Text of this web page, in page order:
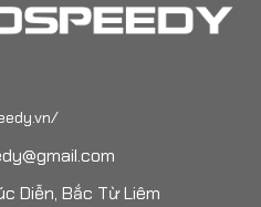
Diễn, Bắc Từ Liêm